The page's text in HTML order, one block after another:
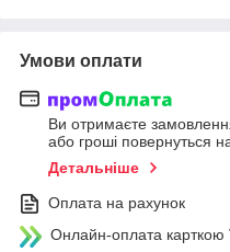
Умови оплати
Ви отримаєте
або гроші повернуться
Детальніше
Оплата на рахунок
Онлайн-оплата